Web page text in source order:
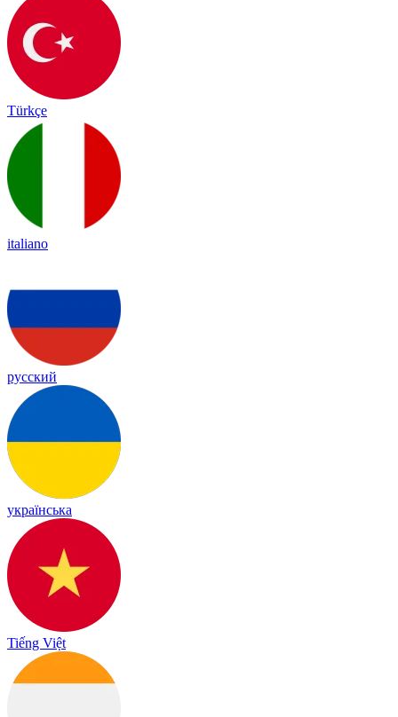
Türkçe
italiano
русский
українська
Tiếng Việt